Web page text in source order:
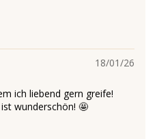
18/01/26
ich liebend gern greife!
wunderschön! 🤩